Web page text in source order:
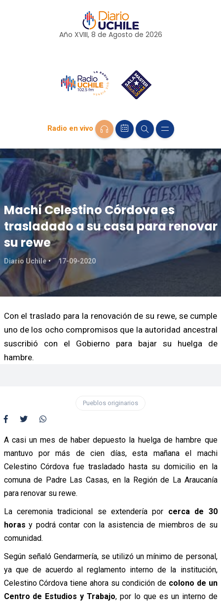
Año XVIII, 8 de Agosto de 2026
Radio en vivo
Machi Celestino Córdova es
trasladado a su casa para renovar
su rewe
Diario Uchile 17-09-2020
Con el traslado para la renovación de su rewe, se cumple
uno de los ocho compromisos que la autoridad ancestral
suscribió con el Gobierno para bajar su huelga de
hambre.
Pueblos originarios
A casi un mes de haber depuesto la huelga de hambre que
mantuvo por más de cien días, esta mañana el machi
Celestino Córdova fue trasladado hasta su domicilio en la
comuna de Padre Las Casas, en la Región de La Araucanía
para renovar su rewe.
La ceremonia tradicional se extendería por cerca de 30
horas y podrá contar con la asistencia de miembros de su
comunidad.
Según señaló Gendarmería, se utilizó un mínimo de personal,
ya que de acuerdo al reglamento interno de la institución,
Celestino Córdova tiene ahora su condición de colono de un
Centro de Estudios y Trabajo, por lo que es un interno de